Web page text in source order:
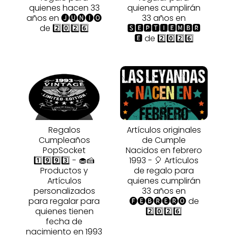
quienes hacen 33
años en 🅙🅤🅝🅘🅞
de 2️⃣0️⃣2️⃣6️⃣
quienes cumplirán
33 años en
🆂🅴🅿🆃🅸🅴🅼🅱🆁
🅴 de 2️⃣0️⃣2️⃣6️⃣
Regalos
Cumpleaños
PopSocket
1️⃣9️⃣9️⃣3️⃣ - 🧁🍰
Productos y
Artículos
personalizados
para regalar para
quienes tienen
fecha de
nacimiento en 1993
Artículos originales
de Cumple
Nacidos en febrero
1993 - 🎈 Artículos
de regalo para
quienes cumplirán
33 años en
🅕🅔🅑🅡🅔🅡🅞 de
2️⃣0️⃣2️⃣6️⃣